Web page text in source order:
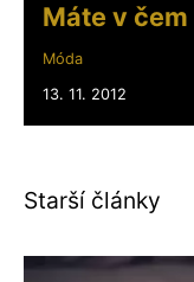
Máte v
Móda
13. 11. 2012
Starší články